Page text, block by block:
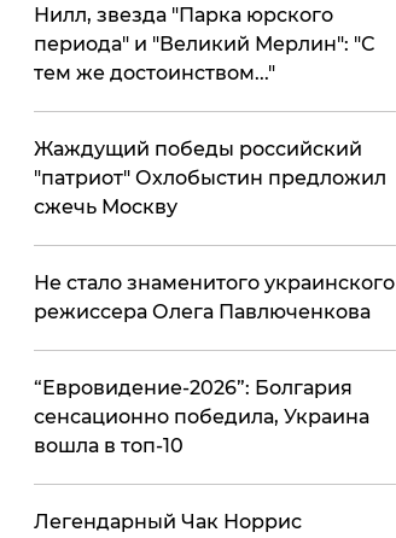
Нилл, звезда "Парка юрского
периода" и "Великий Мерлин": "С
тем же достоинством..."
Жаждущий победы российский
"патриот" Охлобыстин предложил
сжечь Москву
Не стало знаменитого украинского
режиссера Олега Павлюченкова
​“Евровидение-2026”: Болгария
сенсационно победила, Украина
вошла в топ-10
​Легендарный Чак Норрис